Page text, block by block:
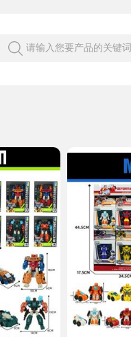
请输入您要产品的关键词